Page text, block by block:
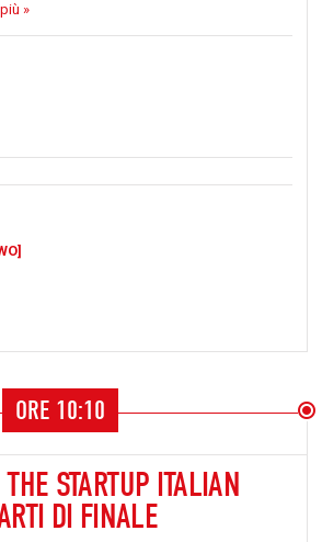
»
ORE 10:10
STARTUP ITALIAN
DI FINALE